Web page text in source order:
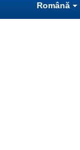
Română